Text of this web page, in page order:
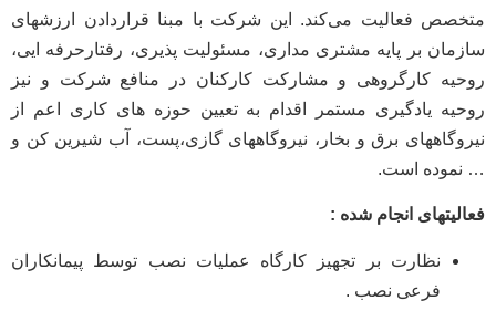
متخصص فعالیت می‌کند. این شرکت با مبنا قراردادن ارزشهای
سازمان بر پایه مشتری مداری، مسئولیت پذیری، رفتارحرفه ایی،
روحیه کارگروهی و مشارکت کارکنان در منافع شرکت و نیز
روحیه یادگیری مستمر اقدام به تعیین حوزه های کاری اعم از
نیروگاههای برق و بخار، نیروگاههای گازی،پست، آب شیرین کن و
… نموده است.
فعالیتهای انجام شده :
نظارت بر تجهيز كارگاه عمليات نصب توسط پيمانكاران
فرعی نصب .